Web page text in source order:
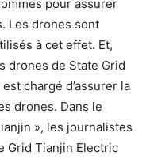
pour assurer
Les drones sont
à cet effet. Et,
drones de State Grid
chargé d’assurer la
drones. Dans le
», les journalistes
Grid Tianjin Electric